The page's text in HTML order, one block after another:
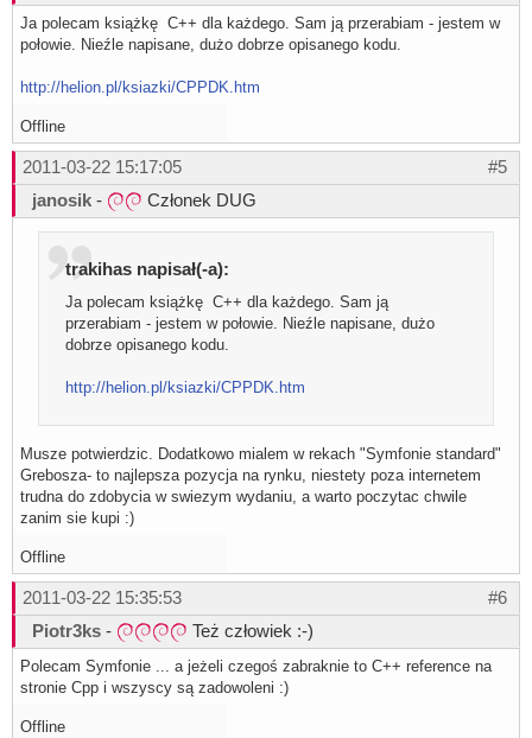
Ja polecam książkę C++ dla każdego. Sam ją przerabiam - jestem w
połowie. Nieźle napisane, dużo dobrze opisanego kodu.
http://helion.pl/ksiazki/CPPDK.htm
Offline
#5
2011-03-22 15:17:05
janosik - Członek DUG
trakihas napisał(-a):
Ja polecam książkę C++ dla każdego. Sam ją
przerabiam - jestem w połowie. Nieźle napisane, dużo
dobrze opisanego kodu.
http://helion.pl/ksiazki/CPPDK.htm
Musze potwierdzic. Dodatkowo mialem w rekach "Symfonie standard"
Grebosza- to najlepsza pozycja na rynku, niestety poza internetem
trudna do zdobycia w swiezym wydaniu, a warto poczytac chwile
zanim sie kupi :)
Offline
#6
2011-03-22 15:35:53
Piotr3ks - Też człowiek :-)
Polecam Symfonie ... a jeżeli czegoś zabraknie to C++ reference na
stronie Cpp i wszyscy są zadowoleni :)
Offline